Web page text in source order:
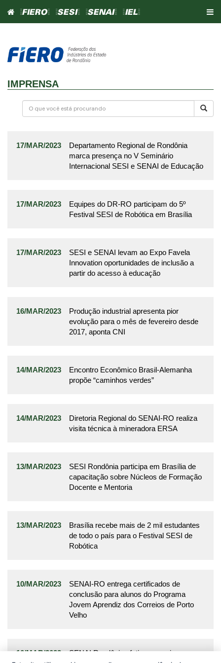
=FIERO= =SESI= =SENAI= =IEL=
IMPRENSA
17/MAR/2023
Departamento Regional de Rondônia
marca presença no V Seminário
Internacional SESI e SENAI de Educação
17/MAR/2023
Equipes do DR-RO participam do 5º
Festival SESI de Robótica em Brasília
17/MAR/2023
SESI e SENAI levam ao Expo Favela
Innovation oportunidades de inclusão a
partir do acesso à educação
16/MAR/2023
Produção industrial apresenta pior
evolução para o mês de fevereiro desde
2017, aponta CNI
14/MAR/2023
Encontro Econômico Brasil-Alemanha
propõe “caminhos verdes”
14/MAR/2023
Diretoria Regional do SENAI-RO realiza
visita técnica à mineradora ERSA
13/MAR/2023
SESI Rondônia participa em Brasília de
capacitação sobre Núcleos de Formação
Docente e Mentoria
13/MAR/2023
Brasília recebe mais de 2 mil estudantes
de todo o país para o Festival SESI de
Robótica
10/MAR/2023
SENAI-RO entrega certificados de
conclusão para alunos do Programa
Jovem Aprendiz dos Correios de Porto
Velho
10/MAR/2023
SENAI Rondônia efetiva parcerias com